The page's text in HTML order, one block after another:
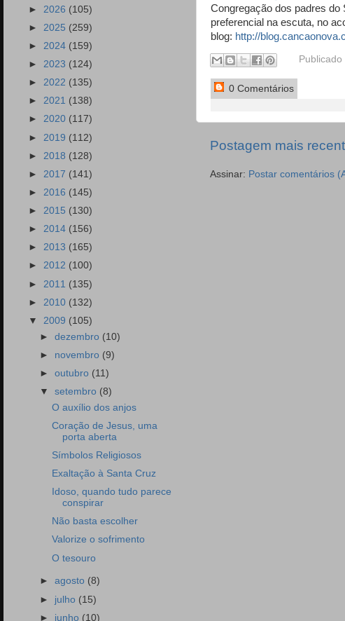
Congregação dos padres
preferencial na escuta, no
blog: http://
Publicado
0 Comentários
Postagem mais
Assinar: Postar comentários
► 2026 (105)
► 2025 (259)
► 2024 (159)
► 2023 (124)
► 2022 (135)
► 2021 (138)
► 2020 (117)
► 2019 (112)
► 2018 (128)
► 2017 (141)
► 2016 (145)
► 2015 (130)
► 2014 (156)
► 2013 (165)
► 2012 (100)
► 2011 (135)
► 2010 (132)
▼ 2009 (105)
►dezembro (10)
► novembro (9)
►outubro (11)
▼setembro (8)
O auxílio dos anjos
Coração de Jesus, uma
porta aberta
Símbolos Religiosos
Exaltação à Santa Cruz
Idoso, quando tudo parece
conspirar
Não basta escolher
Valorize o sofrimento
O tesouro
►agosto (8)
► julho (15)
► junho (10)